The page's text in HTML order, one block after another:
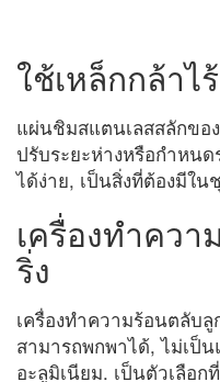
ใช้เหล็กกล้าไ
แผ่นชิมสแตนเลสสลักขอ
ปรับระยะห่างหรือกำหน
ได้ง่าย, เป็นสิ่งที่ต้องมีใน
เครื่องทำคว
ริ่ง
เครื่องทำความร้อนตลับลู
สามารถพกพาได้, ไม่เป็
อะลูมิเนียม. เป็นตัวเลือ